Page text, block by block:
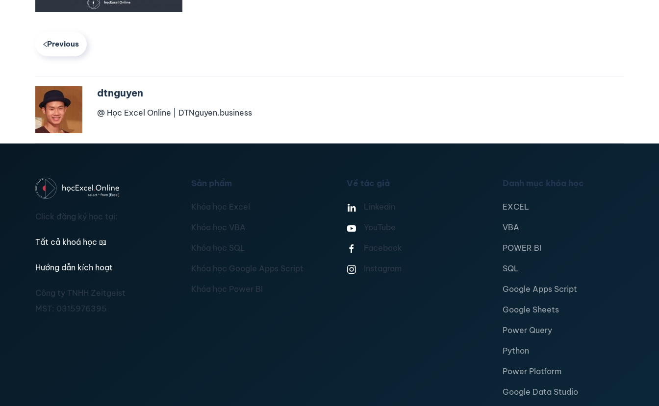
Previous
dtnguyen
@ Học Excel Online | DTNguyen.business
Click đăng ký học tại:
Tất cả khoá học 📖
Hướng dẫn kích hoạt
Công ty TNHH Zeitgeist
MST: 0315976395
Sản phẩm
Khóa học Excel
Khóa học VBA
Khóa học SQL
Khóa học Google Apps Script
Khóa học Power BI
Về tác giả
Linkedin
YouTube
Facebook
Instagram
Danh mục khóa học
EXCEL
VBA
POWER BI
SQL
Google Apps Script
Google Sheets
Power Query
Python
Power Platform
Google Data Studio